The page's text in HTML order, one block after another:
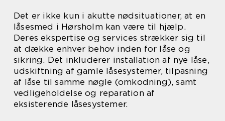
Det er ikke kun i akutte nødsituationer, at en
låsesmed i Hørsholm kan være til hjælp.
Deres ekspertise og services strækker sig til
at dække enhver behov inden for låse og
sikring. Det inkluderer installation af nye låse,
udskiftning af gamle låsesystemer, tilpasning
af låse til samme nøgle (omkodning), samt
vedligeholdelse og reparation af
eksisterende låsesystemer.